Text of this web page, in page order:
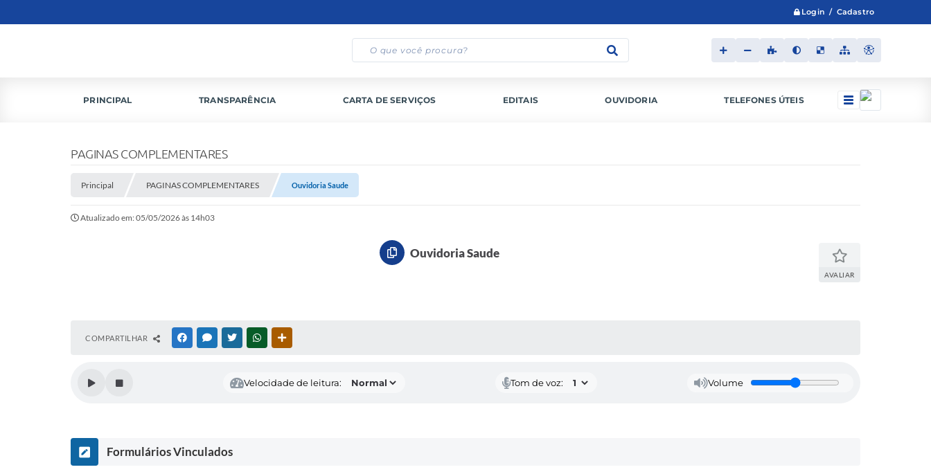
Login / Cadastro
PRINCIPAL TRANSPARÊNCIA CARTA DE SERVIÇOS EDITAIS OUVIDORIA TELEFONES ÚTEIS
PAGINAS COMPLEMENTARES
Principal PAGINAS COMPLEMENTARES Ouvidoria Saude
Atualizado em: 05/05/2026 às 14h03
Ouvidoria Saude
AVALIAR
COMPARTILHAR FACEBOOKMESSENGER
TWITTERWHATSAPP
Velocidade de leitura: Tom de voz: Volume
Formulários Vinculados